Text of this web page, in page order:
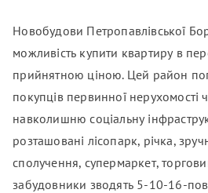
Новобудови Петропавлівської
можливість купити квартиру в
прийнятною ціною. Цей район
покупців первинної нерухомості
навколишню соціальну
розташовані лісопарк, річка,
сполучення, супермаркет,
забудовники зводять 5-10-16-